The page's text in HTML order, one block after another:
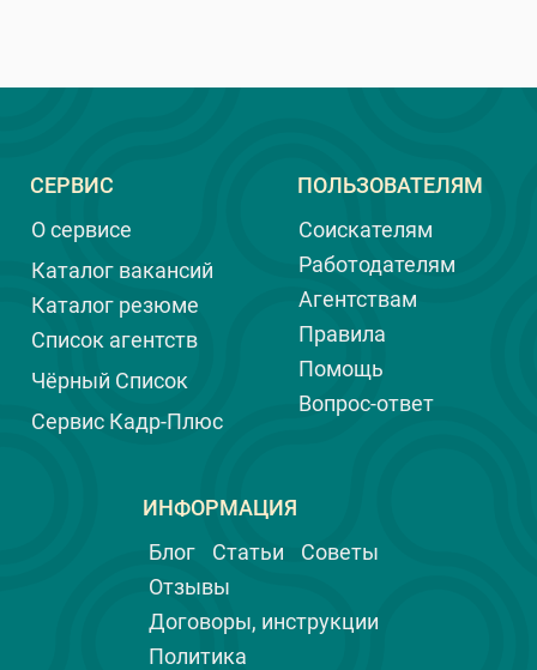
СЕРВИС
О сервисе
Каталог вакансий
Каталог резюме
Список агентств
Чёрный Список
Сервис Кадр-Плюс
ПОЛЬЗОВАТЕЛЯМ
Соискателям
Работодателям
Агентствам
Правила
Помощь
Вопрос-ответ
ИНФОРМАЦИЯ
Блог
Статьи
Советы
Отзывы
Договоры, инструкции
Политика